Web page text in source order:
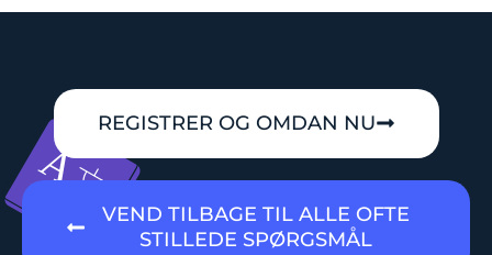
REGISTRER OG OMDAN NU
VEND TILBAGE TIL ALLE OFTE
STILLEDE SPØRGSMÅL